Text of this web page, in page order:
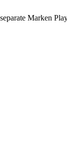
Marken